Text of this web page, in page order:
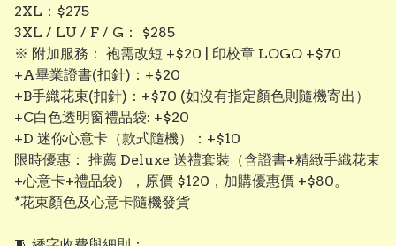
​2XL：$275
3XL / LU / F / G： $285
​※ 附加服務： 袍需改短 +$20 | 印校章 LOGO +$70
+A畢業證書(扣針)：+$20
+B手織花束(扣針)：+$70 (如沒有指定顏色則隨機寄出）
+C白色透明窗禮品袋: +$20
+D 迷你心意卡（款式隨機）：+$10
限時優惠： 推薦 Deluxe 送禮套裝（含證書+精緻手織花束
+心意卡+禮品袋），原價 $120，加購優惠價 +$80。
*花束顏色及心意卡隨機發貨